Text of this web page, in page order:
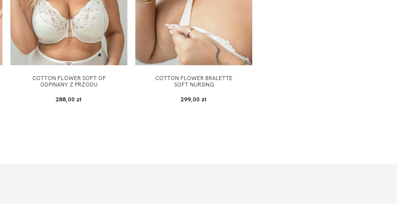
COTTON FLOWER SOFT OF
ODPINANY Z PRZODU
288,00 zł
COTTON FLOWER BRALETTE
SOFT NURSING
299,00 zł